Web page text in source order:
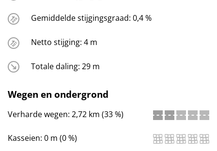
Gemiddelde stijgingsgraad: 0,4 %
Netto stijging: 4 m
Totale daling: 29 m
Wegen en ondergrond
Verharde wegen: 2,72 km (33 %)
Kasseien: 0 m (0 %)